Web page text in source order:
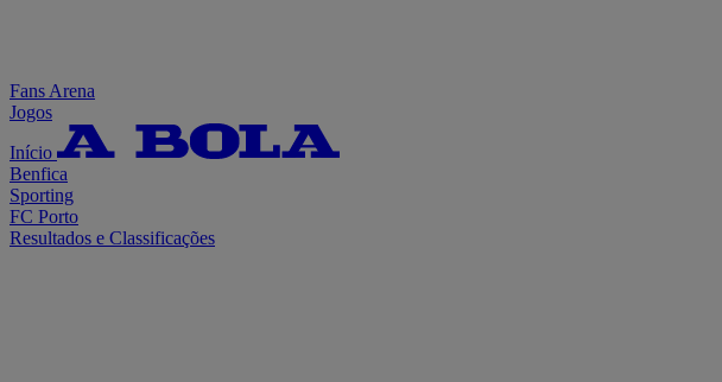
Fans Arena
Jogos
Início
Benfica
Sporting
FC Porto
Resultados e Classificações